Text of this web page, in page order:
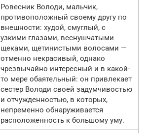
Ровесник Володи, мальчик,
противоположный своему другу по
внешности: худой, смуглый, с
узкими глазами, веснушчатыми
щеками, щетинистыми волосами —
отменно некрасивый, однако
чрезвычайно интересный и в какой-
то мере обаятельный: он привлекает
сестер Володи своей задумчивостью
и отчужденностью, в которых,
непременно обнаруживается
расположенность к большому уму.